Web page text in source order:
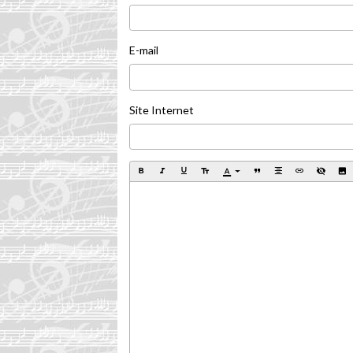
E-mail
Site Internet